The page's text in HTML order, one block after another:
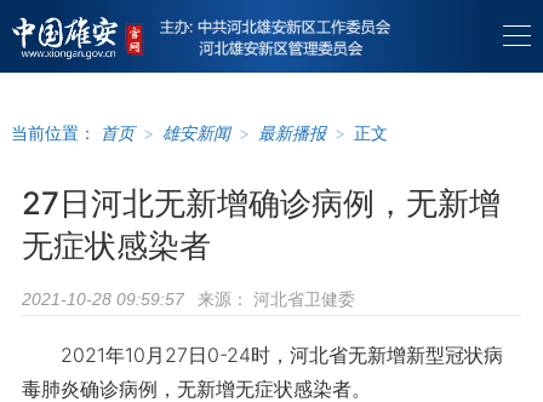
当前位置： 首页 > 雄安新闻 > 最新播报 > 正文
27日河北无新增确诊病例，无新增
无症状感染者
2021-10-28 09:59:57 来源： 河北省卫健委
2021年10月27日0-24时，河北省无新增新型冠状病
毒肺炎确诊病例，无新增无症状感染者。